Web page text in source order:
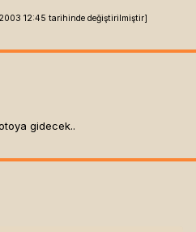
12:45 tarihinde değiştirilmiştir]
gidecek..